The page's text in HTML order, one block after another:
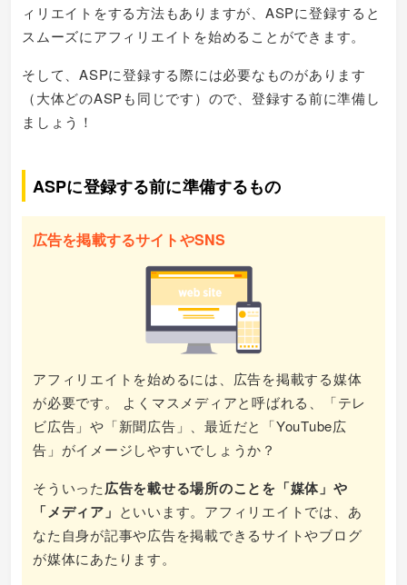
ィリエイトをする方法もありますが、ASPに登録すると
スムーズにアフィリエイトを始めることができます。
そして、ASPに登録する際には必要なものがあります
（大体どのASPも同じです）ので、登録する前に準備し
ましょう！
ASPに登録する前に準備するもの
広告を掲載するサイトやSNS
アフィリエイトを始めるには、広告を掲載する媒体
が必要です。 よくマスメディアと呼ばれる、「テレ
ビ広告」や「新聞広告」、最近だと「YouTube広
告」がイメージしやすいでしょうか？
そういった広告を載せる場所のことを「媒体」や
「メディア」 といいます。アフィリエイトでは、あ
なた自身が記事や広告を掲載できるサイトやブログ
が媒体にあたります。